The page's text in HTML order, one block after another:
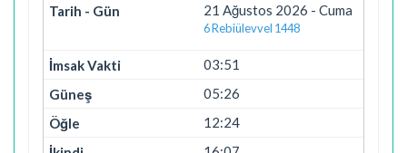
21 Ağustos 2026 - Cuma
6 Rebiülevvel 1448
03:51
05:26
12:24